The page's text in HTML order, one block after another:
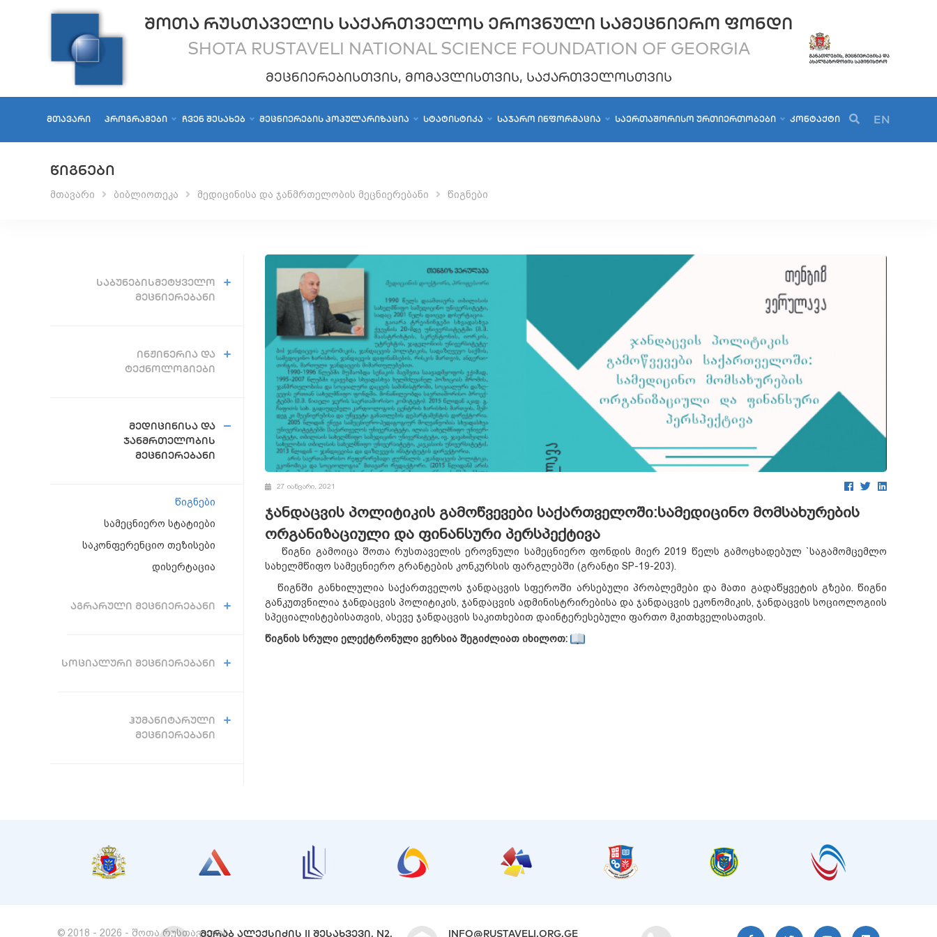
ᲨᲝᲗᲐ ᲠᲣᲡᲗᲐᲕᲔᲚᲘᲡ ᲡᲐᲥᲐᲠᲗᲕᲔᲚᲝᲡ ᲔᲠᲝᲕᲜᲣᲚᲘ ᲡᲐᲛᲔᲪᲜᲘᲔᲠᲝ ᲤᲝᲜᲓᲘ
SHOTA RUSTAVELI NATIONAL SCIENCE FOUNDATION OF GEORGIA
ᲛᲔᲪᲜᲘᲔᲠᲔᲑᲘᲡᲗᲕᲘᲡ, ᲛᲝᲛᲐᲕᲚᲘᲡᲗᲕᲘᲡ, ᲡᲐᲥᲐᲠᲗᲕᲔᲚᲝᲡᲗᲕᲘᲡ
ᲛᲗᲐᲕᲐᲠᲘ ᲞᲠᲝᲒᲠᲐᲛᲔᲑᲘ ᲩᲕᲔᲜ ᲨᲔᲡᲐᲮᲔᲑ ᲛᲔᲪᲜᲘᲔᲠᲔᲑᲘᲡ ᲞᲝᲞᲣᲚᲐᲠᲘᲖᲐᲪᲘᲐ ᲡᲢᲐᲢᲘᲡᲢᲘᲙᲐ ᲡᲐᲯᲐᲠᲝ ᲘᲜᲤᲝᲠᲛᲐᲪᲘᲐ ᲡᲐᲔᲠᲗᲐᲨᲝᲠᲘᲡᲝ ᲣᲠᲗᲘᲔᲠᲗᲝᲑᲔᲑᲘ ᲙᲝᲜᲢᲐᲥᲢᲘ EN
ᲬᲘᲒᲜᲔᲑᲘ
მთავარი ბიბლიოთეკა მედიცინისა და ჯანმრთელობის მეცნიერებანი წიგნები
ᲡᲐᲑᲣᲜᲔᲑᲘᲡᲛᲔᲢᲧᲕᲔᲚᲝ
ᲛᲔᲪᲜᲘᲔᲠᲔᲑᲐᲜᲘ
ᲘᲜᲟᲘᲜᲔᲠᲘᲐ ᲓᲐ
ᲢᲔᲥᲜᲝᲚᲝᲒᲘᲔᲑᲘ
ᲛᲔᲓᲘᲪᲘᲜᲘᲡᲐ ᲓᲐ
ᲯᲐᲜᲛᲠᲗᲔᲚᲝᲑᲘᲡ
ᲛᲔᲪᲜᲘᲔᲠᲔᲑᲐᲜᲘ
წიგნები
სამეცნიერო სტატიები
საკონფერენციო თეზისები
დისერტაცია
ᲐᲒᲠᲐᲠᲣᲚᲘ ᲛᲔᲪᲜᲘᲔᲠᲔᲑᲐᲜᲘ
ᲡᲝᲪᲘᲐᲚᲣᲠᲘ ᲛᲔᲪᲜᲘᲔᲠᲔᲑᲐᲜᲘ
ᲰᲣᲛᲐᲜᲘᲢᲐᲠᲣᲚᲘ
ᲛᲔᲪᲜᲘᲔᲠᲔᲑᲐᲜᲘ
27 იანვარი, 2021
ჯანდაცვის პოლიტიკის გამოწვევები საქართველოში:სამედიცინო მომსახურების
ორგანიზაციული და ფინანსური პერსპექტივა
წიგნი გამოიცა შოთა რუსთაველის ეროვნული სამეცნიერო ფონდის მიერ 2019 წელს გამოცხადებულ `საგამომცემლო
სახელმწიფო სამეცნიერო გრანტების კონკურსის ფარგლებში (გრანტი SP-19-203).
წიგნში განხილულია საქართველოს ჯანდაცვის სფეროში არსებული პრობლემები და მათი გადაწყვეტის გზები. წიგნი
განკუთვნილია ჯანდაცვის პოლიტიკის, ჯანდაცვის ადმინისტრირებისა და ჯანდაცვის ეკონომიკის, ჯანდაცვის სოციოლოგიის
სპეციალისტებისათვის, ასევე ჯანდაცვის საკითხებით დაინტერესებული ფართო მკითხველისათვის.
წიგნის სრული ელექტრონული ვერსია შეგიძლიათ იხილოთ:
© 2018 - 2026 - შოთა რუსთაველისᲛᲔᲠᲐᲑ ᲐᲚᲔᲥᲡᲘᲫᲘᲡ II ᲨᲔᲡᲐᲮᲕᲔᲕᲘ, N2, INFO@RUSTAVELI.ORG.GE